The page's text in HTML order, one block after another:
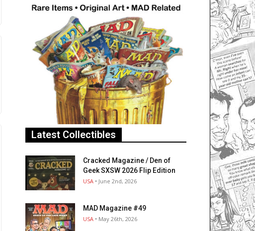
Latest Collectibles
Cracked Magazine / Den of
Geek SXSW 2026 Flip Edition
USA • June 2nd, 2026
MAD Magazine #49
USA • May 26th, 2026